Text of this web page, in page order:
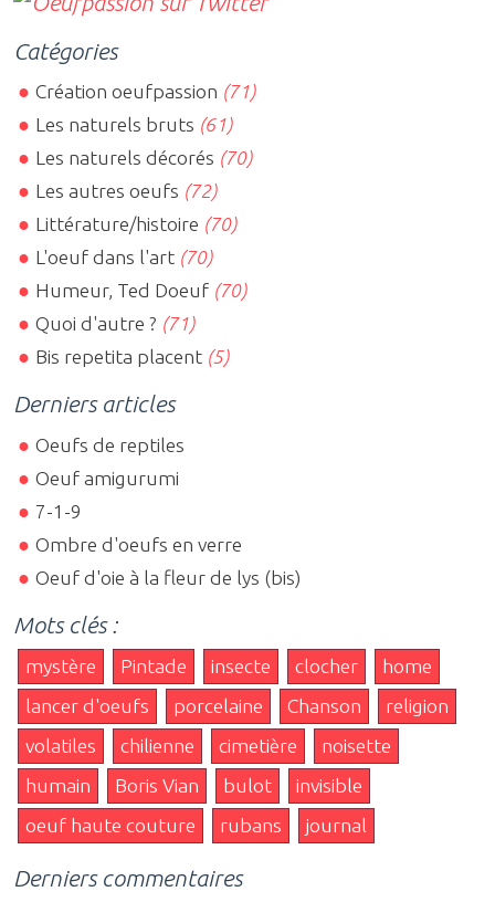
Catégories
Création oeufpassion (71)
Les naturels bruts (61)
Les naturels décorés (70)
Les autres oeufs (72)
Littérature/histoire (70)
L'oeuf dans l'art (70)
Humeur, Ted Doeuf (70)
Quoi d'autre ? (71)
Bis repetita placent (5)
Derniers articles
Oeufs de reptiles
Oeuf amigurumi
7-1-9
Ombre d'oeufs en verre
Oeuf d'oie à la fleur de lys (bis)
Mots clés :
mystère Pintade insecte clocher
home
lancer d'oeufs
porcelaine Chanson
religion
volatiles
chilienne cimetière
noisette
humain
Boris Vian bulot
invisible
oeuf haute couture
rubans journal
Derniers commentaires